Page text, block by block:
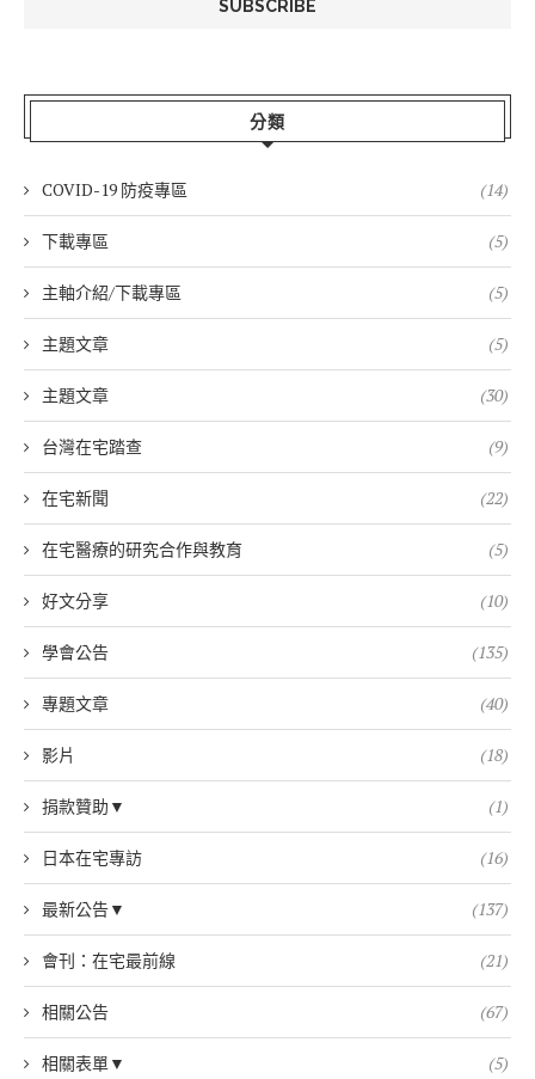
分類
COVID-19 防疫專區 (14)
下載專區 (5)
主軸介紹/下載專區 (5)
主題文章 (5)
主題文章 (30)
台灣在宅踏查 (9)
在宅新聞 (22)
在宅醫療的研究合作與教育 (5)
好文分享 (10)
學會公告 (135)
專題文章 (40)
影片 (18)
捐款贊助▼ (1)
日本在宅專訪 (16)
最新公告▼ (137)
會刊：在宅最前線 (21)
相關公告 (67)
相關表單▼ (5)